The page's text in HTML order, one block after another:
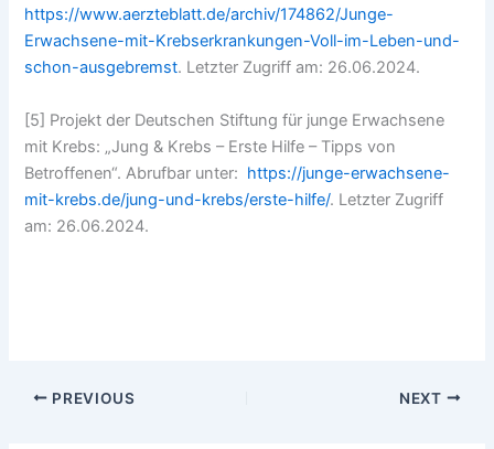
https://www.aerzteblatt.de/archiv/174862/Junge-
Erwachsene-mit-Krebserkrankungen-Voll-im-Leben-und-
schon-ausgebremst. Letzter Zugriff am: 26.06.2024.
[5] Projekt der Deutschen Stiftung für junge Erwachsene
mit Krebs: „Jung & Krebs – Erste Hilfe – Tipps von
Betroffenen“. Abrufbar unter: https://junge-erwachsene-
mit-krebs.de/jung-und-krebs/erste-hilfe/. Letzter Zugriff
am: 26.06.2024.
PREVIOUS NEXT